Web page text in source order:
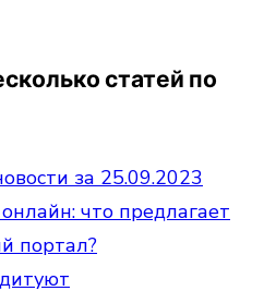
статей по
за 25.09.2023
что предлагает
портал?